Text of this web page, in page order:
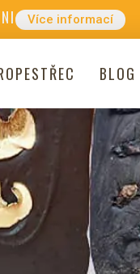
Více informací
BLOG